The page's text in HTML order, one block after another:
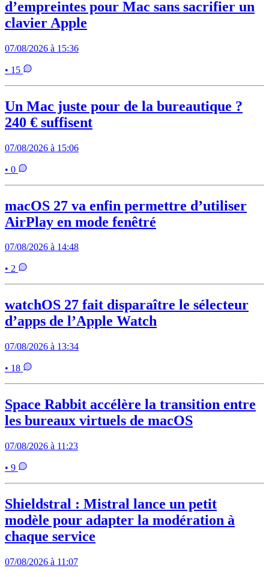
d’empreintes pour Mac sans sacrifier un
clavier Apple
07/08/2026 à 15:36
• 15
Un Mac juste pour de la bureautique ?
240 € suffisent
07/08/2026 à 15:06
• 0
macOS 27 va enfin permettre d’utiliser
AirPlay en mode fenêtré
07/08/2026 à 14:48
• 2
watchOS 27 fait disparaître le sélecteur
d’apps de l’Apple Watch
07/08/2026 à 13:34
• 18
Space Rabbit accélère la transition entre
les bureaux virtuels de macOS
07/08/2026 à 11:23
• 9
Shieldstral : Mistral lance un petit
modèle pour adapter la modération à
chaque service
07/08/2026 à 11:07